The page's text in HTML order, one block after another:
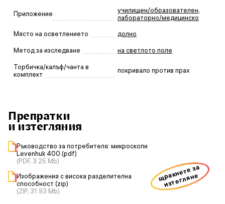
Приложение училищен/образователен,
лабораторно/медицинско
Място на осветлението долно
Метод за изследване на светлото поле
Торбичка/калъф/чанта в
комплект
покривало против прах
Препратки
и изтегляния
Ръководство за потребителя: микроскопи
Levenhuk 400 (pdf)
(PDF, 3.25 Mb)
Изображения с висока разделителна
способност (zip)
(ZIP, 31.93 Mb)
щракнете за
изтегляне